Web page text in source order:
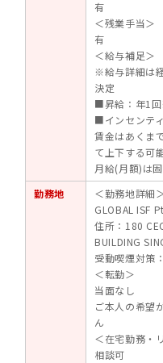
有
＜残業手当＞
有
＜給与補足＞
※給与詳細は
決定
■昇給：年1
■インセンテ
賃金はあくま
て上下する可
月給(月額)は
勤務地
＜勤務地詳細
GLOBAL ISF
住所：180
BUILDING
受動喫煙対策
＜転勤＞
当面なし
ご本人の希望
ん
＜在宅勤務・
相談可